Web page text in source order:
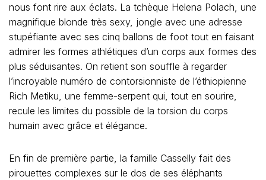
nous font rire aux éclats. La tchèque Helena Polach, une
magnifique blonde très sexy, jongle avec une adresse
stupéfiante avec ses cinq ballons de foot tout en faisant
admirer les formes athlétiques d’un corps aux formes des
plus séduisantes. On retient son souffle à regarder
l’incroyable numéro de contorsionniste de l’éthiopienne
Rich Metiku, une femme-serpent qui, tout en sourire,
recule les limites du possible de la torsion du corps
humain avec grâce et élégance.
En fin de première partie, la famille Casselly fait des
pirouettes complexes sur le dos de ses éléphants